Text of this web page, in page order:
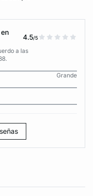
4.5/5
a las
Grande